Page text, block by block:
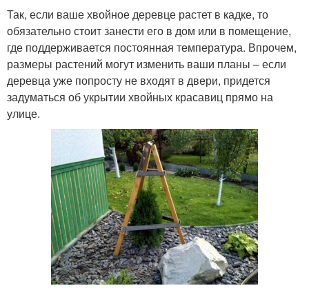
Так, если ваше хвойное деревце растет в кадке, то
обязательно стоит занести его в дом или в помещение,
где поддерживается постоянная температура. Впрочем,
размеры растений могут изменить ваши планы – если
деревца уже попросту не входят в двери, придется
задуматься об укрытии хвойных красавиц прямо на
улице.